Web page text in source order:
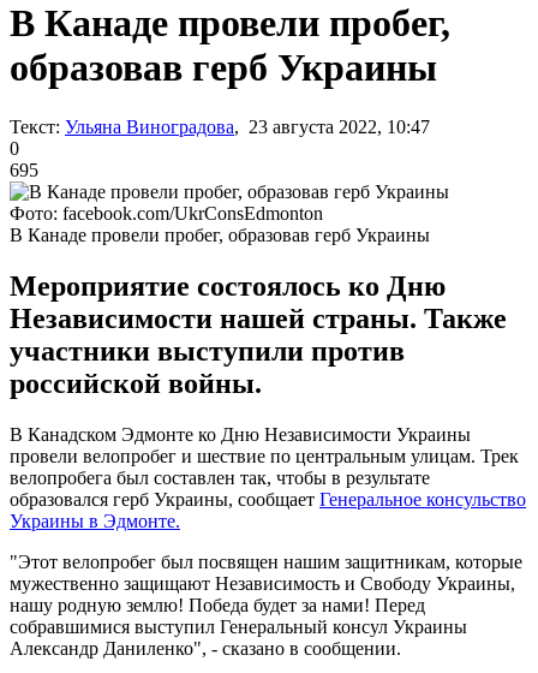
В Канаде провели пробег,
образовав герб Украины
Текст: Ульяна Виноградова, 23 августа 2022, 10:47
0
695
Фото: facebook.com/UkrConsEdmonton
В Канаде провели пробег, образовав герб Украины
Мероприятие состоялось ко Дню
Независимости нашей страны. Также
участники выступили против
российской войны.
В Канадском Эдмонте ко Дню Независимости Украины
провели велопробег и шествие по центральным улицам. Трек
велопробега был составлен так, чтобы в результате
образовался герб Украины, сообщает Генеральное консульство
Украины в Эдмонте.
"Этот велопробег был посвящен нашим защитникам, которые
мужественно защищают Независимость и Свободу Украины,
нашу родную землю! Победа будет за нами! Перед
собравшимися выступил Генеральный консул Украины
Александр Даниленко", - сказано в сообщении.